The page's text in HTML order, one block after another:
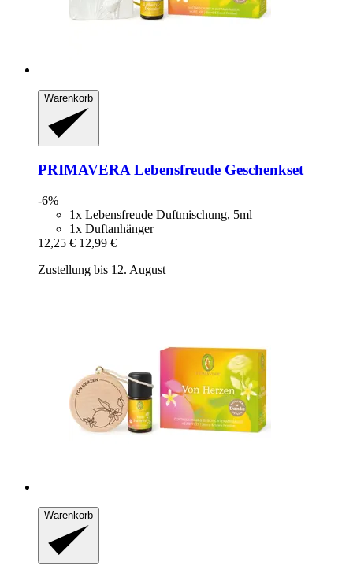
Warenkorb
PRIMAVERA Lebensfreude Geschenkset
-6%
1x Lebensfreude Duftmischung, 5ml
1x Duftanhänger
12,25 € 12,99 €
Zustellung bis 12. August
Warenkorb